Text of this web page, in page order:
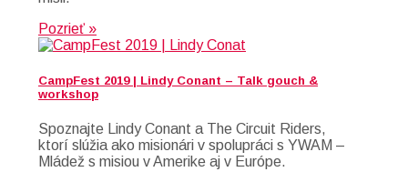
Pozrieť »
CampFest 2019 | Lindy Conant – Talk gouch &
workshop
Spoznajte Lindy Conant a The Circuit Riders,
ktorí slúžia ako misionári v spolupráci s YWAM –
Mládež s misiou v Amerike aj v Európe.